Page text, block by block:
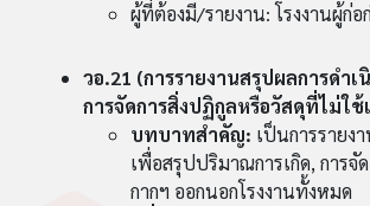
ผู้ที่ต้องมี/รายงาน: โรงงานผู้ก่อ
วอ.21 (การรายงานสรุปผลการดำเ
การจัดการสิ่งปฏิกูลหรือวัสดุที่ไม่ใช้
บทบาทสำคัญ: เป็นการรายง
เพื่อสรุปปริมาณการเกิด, การจั
กากฯ ออกนอกโรงงานทั้งหมด